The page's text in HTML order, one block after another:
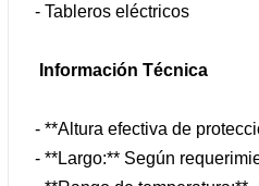
- Tableros eléctricos
Información Técnica
- **Altura efectiva de
- **Largo:** Según